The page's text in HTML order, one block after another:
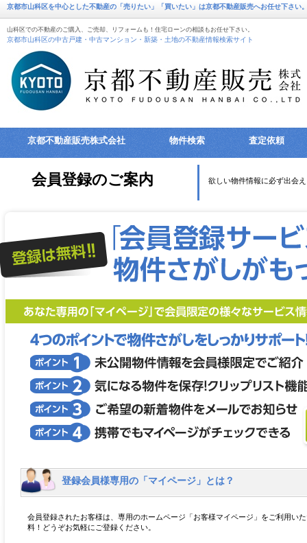
京都市山科区を中心とした不動産の「売りたい」「買いたい」は京都不動産販売へお任せ下さい
山科区での不動産のご購入、ご売却、リフォームも！住宅ローンの相談もお任せ下さい。
京都市山科区の中古戸建・中古マンション・新築・土地の不動産情報検索サイト
京都不動産販売株式会社 物件検索 査定依頼
会員登録のご案内 欲しい物件情報に必ず出会
登録会員様専用の「マイページ」とは？
会員登録されたお客様は、専用のホームページ「お客様マイページ」をご利用い
料！どうぞお気軽にご登録ください。